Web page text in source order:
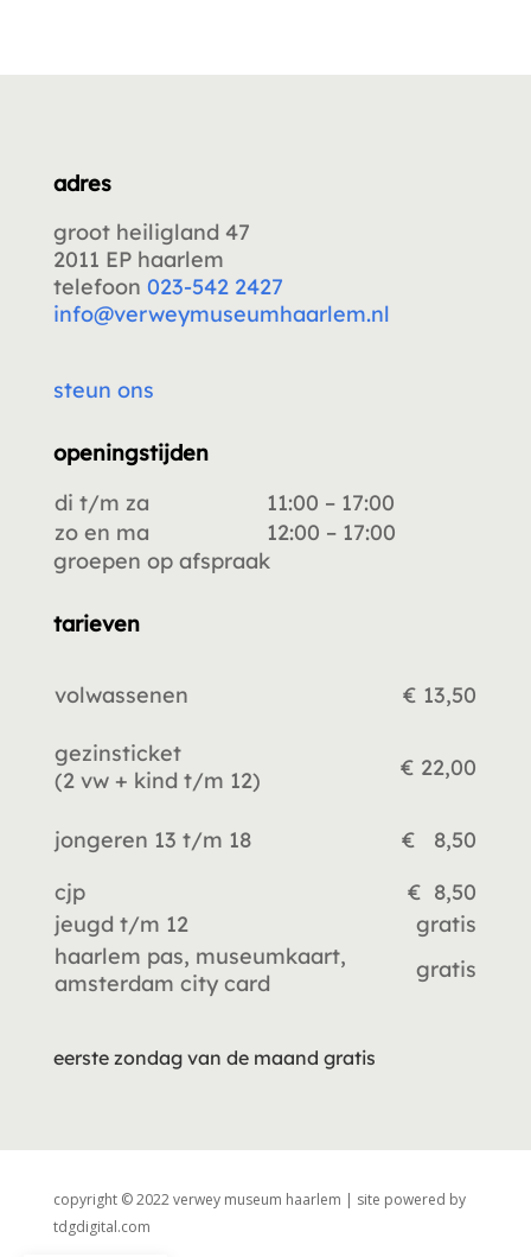
adres
groot heiligland 47
2011 EP haarlem
telefoon 023-542 2427
info@verweymuseumhaarlem.nl
steun ons
openingstijden
di t/m za
11:00 – 17:00
zo en ma
12:00 – 17:00
groepen op afspraak
tarieven
volwassenen € 13,50
gezinsticket
(2 vw + kind t/m 12) € 22,00
jongeren 13 t/m 18
€ 8,50
cjp
€ 8,50
jeugd t/m 12
gratis
haarlem pas, museumkaart,
amsterdam city card
gratis
eerste zondag van de maand gratis
copyright © 2022 verwey museum haarlem | site powered by
tdgdigital.com